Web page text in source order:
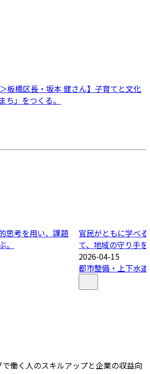
板橋区長・坂本 健さん】子育てと文化
ち」をつくる。
思考を用い、課題
官民がともに学べ
て、地域の守り手
2026-04-15
都市整備・上下水道
で働く人のスキルアップと企業の収益向